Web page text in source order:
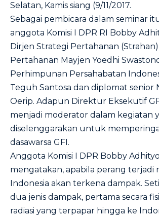
Selatan, Kamis siang (9/11/2017.
Sebagai pembicara dalam seminar
anggota Komisi I DPR RI Bobby
Dirjen Strategi Pertahanan
Pertahanan Mayjen Yoedhi
Perhimpunan Persahabatan
Teguh Santosa dan diplomat senior
Oerip. Adapun Direktur Eksekutif
menjadi moderator dalam kegiatan
diselenggarakan untuk
dasawarsa GFI.
Anggota Komisi I DPR Bobby
mengatakan, apabila perang terjadi
Indonesia akan terkena dampak.
dua jenis dampak, pertama secara
radiasi yang terpapar hingga ke